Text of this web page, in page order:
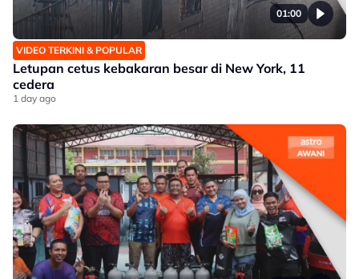
01:00
VIDEO TERKINI & POPULAR
Letupan cetus kebakaran besar di New York, 11
cedera
1 day ago